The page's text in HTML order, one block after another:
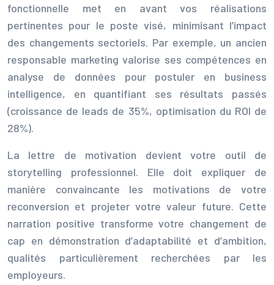
fonctionnelle met en avant vos réalisations
pertinentes pour le poste visé, minimisant l’impact
des changements sectoriels. Par exemple, un ancien
responsable marketing valorise ses compétences en
analyse de données pour postuler en business
intelligence, en quantifiant ses résultats passés
(croissance de leads de 35%, optimisation du ROI de
28%).
La lettre de motivation devient votre outil de
storytelling professionnel. Elle doit expliquer de
manière convaincante les motivations de votre
reconversion et projeter votre valeur future. Cette
narration positive transforme votre changement de
cap en démonstration d’adaptabilité et d’ambition,
qualités particulièrement recherchées par les
employeurs.